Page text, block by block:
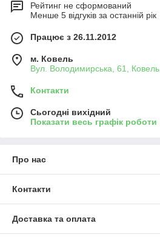
Рейтинг не сформований
Менше 5 відгуків за останній рік
Працює з 26.11.2012
м. Ковель
Вул. Володимирська, 61,
Контакти
Сьогодні вихідний
Показати весь графік роботи
Про нас
Контакти
Доставка та оплата